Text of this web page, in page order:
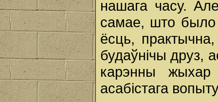
нашага часу.
самае, што было
ёсць,
будаўнічы друз,
карэнны
асабістага